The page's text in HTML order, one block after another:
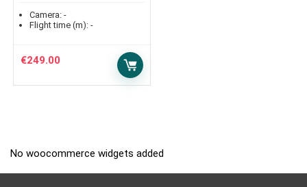
Camera: -
Flight time (m): -
€249.00
No woocommerce widgets added